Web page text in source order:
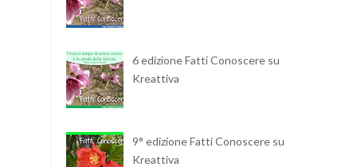
6 edizione Fatti Conoscere su
Kreattiva
9° edizione Fatti Conoscere su
Kreattiva